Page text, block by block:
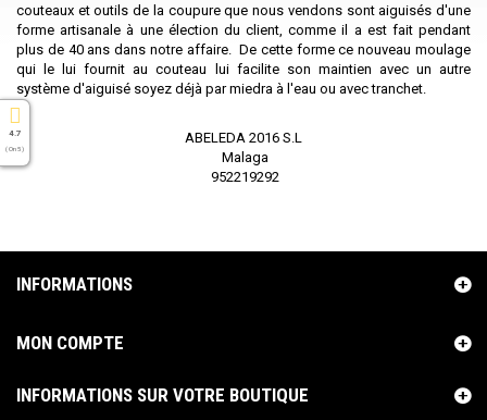
couteaux et outils de la coupure que nous vendons sont aiguisés d'une
forme artisanale à une élection du client, comme il a est fait pendant
plus de 40 ans dans notre affaire. De cette forme ce nouveau moulage
qui le lui fournit au couteau lui facilite son maintien avec un autre
système d'aiguisé soyez déjà par miedra à l'eau ou avec tranchet.
ABELEDA 2016 S.L
Malaga
952219292
INFORMATIONS
MON COMPTE
INFORMATIONS SUR VOTRE BOUTIQUE
4.7
( On 5 )